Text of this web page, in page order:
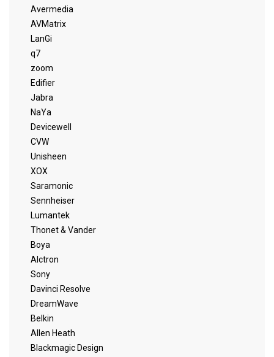
Avermedia
AVMatrix
LanGi
q7
zoom
Edifier
Jabra
NaYa
Devicewell
CVW
Unisheen
XOX
Saramonic
Sennheiser
Lumantek
Thonet & Vander
Boya
Alctron
Sony
Davinci Resolve
DreamWave
Belkin
Allen Heath
Blackmagic Design